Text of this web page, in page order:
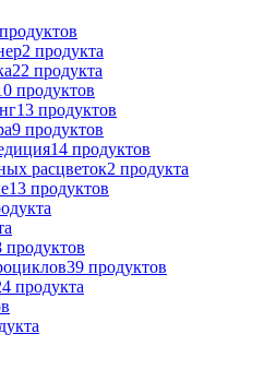
2 продукта
22 продукта
продуктов
13 продуктов
9 продуктов
14 продуктов
расцветок2 продукта
13 продуктов
продуктов
39 продуктов
продукта